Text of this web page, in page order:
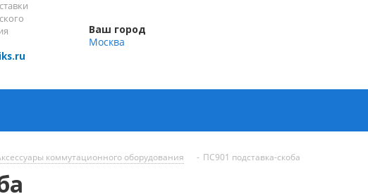
Ваш город
Москва
коммутационного оборудования - ПС901 подставка-скоба